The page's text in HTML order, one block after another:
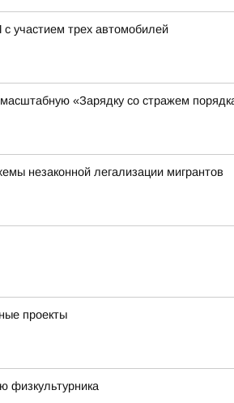
участием трех автомобилей
«Зарядку со стражем
незаконной легализации мигрантов
проекты
физкультурника